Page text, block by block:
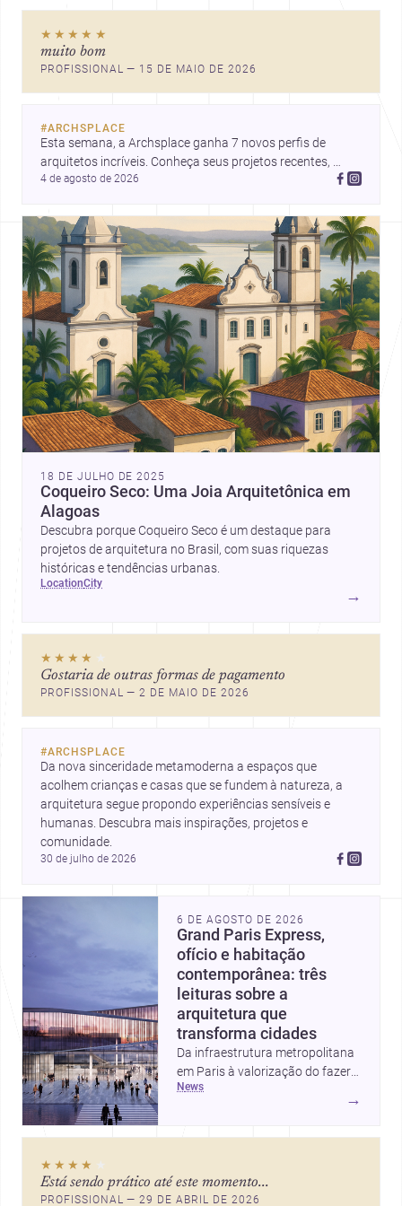
★★★★★
muito bom
PROFISSIONAL — 15 DE MAIO DE 2026
#ARCHSPLACE
Esta semana, a Archsplace ganha 7 novos perfis de
arquitetos incríveis. Conheça seus projetos recentes,
inspire-se com seus trabalhos e descubra talentos que
4 de agosto de 2026
18 DE JULHO DE 2025
Coqueiro Seco: Uma Joia Arquitetônica em
Alagoas
Descubra porque Coqueiro Seco é um destaque para
projetos de arquitetura no Brasil, com suas riquezas
históricas e tendências urbanas.
location city
→
★★★★ ★
Gostaria de outras formas de pagamento
PROFISSIONAL — 2 DE MAIO DE 2026
#ARCHSPLACE
Da nova sinceridade metamoderna a espaços que
acolhem crianças e casas que se fundem à natureza, a
arquitetura segue propondo experiências sensíveis e
humanas. Descubra mais inspirações, projetos e
comunidade.
30 de julho de 2026
6 DE AGOSTO DE 2026
Grand Paris Express,
ofício e habitação
contemporânea: três
leituras sobre a
arquitetura que
transforma cidades
Da infraestrutura metropolitana
em Paris à valorização do fazer
artesanal e à casa elevada da
doméstica. Um panorama
news
→
★★★★ ★
Está sendo prático até este momento...
PROFISSIONAL — 29 DE ABRIL DE 2026